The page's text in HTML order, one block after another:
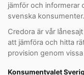
jämför och informerar
svenska konsumenter.
Credora är vår
att jämföra och hitta
provision genom
Konsumentvalet